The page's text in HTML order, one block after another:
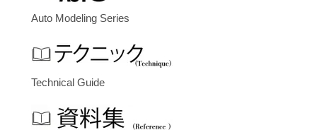
Auto Modeling Series
Technical Guide